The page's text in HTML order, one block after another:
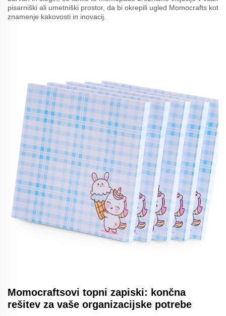
pisarniški ali umetniški prostor, da bi okrepili ugled Momocrafts kot
znamenje kakovosti in inovacij.
Momocraftsovi topni zapiski: končna
rešitev za vaše organizacijske potrebe